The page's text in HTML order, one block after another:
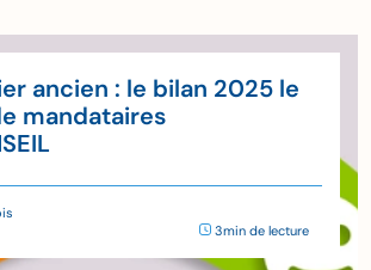
ancien : le bilan 2025 le
mandataires
3min de lecture